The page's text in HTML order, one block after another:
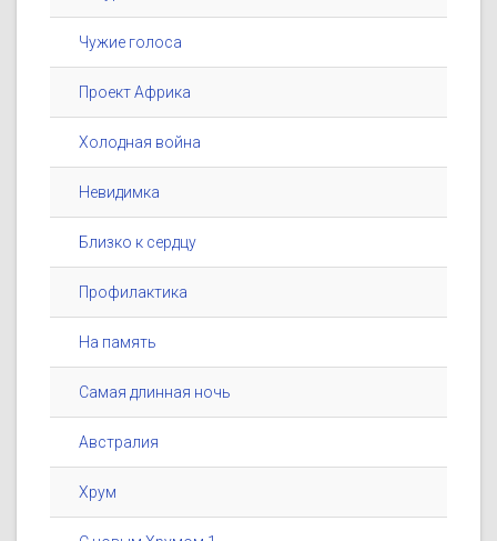
Чужие голоса
Проект Африка
Холодная война
Невидимка
Близко к сердцу
Профилактика
На память
Самая длинная ночь
Австралия
Хрум